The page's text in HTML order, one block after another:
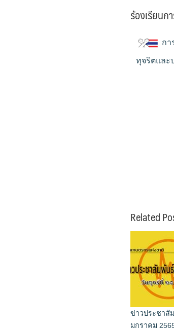
ร้องเรียน
กา
ทุจริตและ
Related
ข่าวประชาสั
มกราคม